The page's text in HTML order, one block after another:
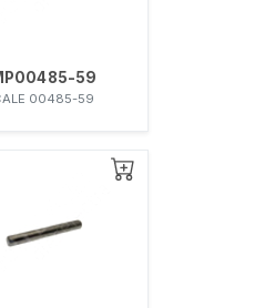
59
00485-59